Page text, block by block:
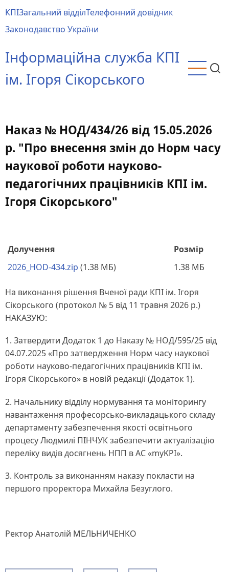
до
основного
КПІЗагальний відділТелефонний довідник
Законодавство України
Інформаційна служба КПІ
ім. Ігоря Сікорського
Наказ № НОД/434/26 від 15.05.2026
р. "Про внесення змін до Норм часу
наукової роботи науково-
педагогічних працівників КПІ ім.
Ігоря Сікорського"
Долучення
Розмір
2026_HOD-434.zip (1.38 МБ) 1.38 МБ
На виконання рішення Вченої ради КПІ ім. Ігоря
Сікорського (протокол № 5 від 11 травня 2026 р.)
НАКАЗУЮ:
1. Затвердити Додаток 1 до Наказу № НОД/595/25 від
04.07.2025 «Про затвердження Норм часу наукової
роботи науково-педагогічних працівників КПІ ім.
Ігоря Сікорського» в новій редакції (Додаток 1).
2. Начальнику відділу нормування та моніторингу
навантаження професорсько-викладацького складу
департаменту забезпечення якості освітнього
процесу Людмилі ПІНЧУК забезпечити актуалізацію
переліку видів досягнень НПП в АС «myKPI».
3. Контроль за виконанням наказу покласти на
першого проректора Михайла Безуглого.
Ректор Анатолій МЕЛЬНИЧЕНКО